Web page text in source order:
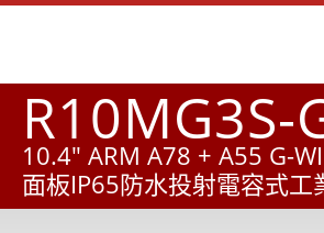
R10MG3S-
10.4" ARM A78 + A55 G-
面板IP65防水投射電容式工